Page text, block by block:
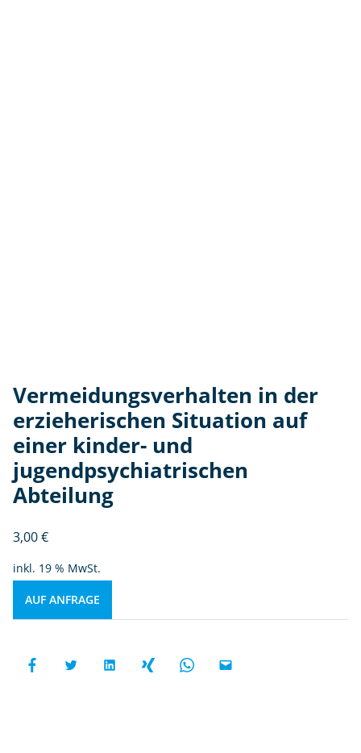
Vermeidungsverhalten in der
erzieherischen Situation auf
einer kinder- und
jugendpsychiatrischen
Abteilung
3,00€
inkl. 19 % MwSt.
AUF ANFRAGE